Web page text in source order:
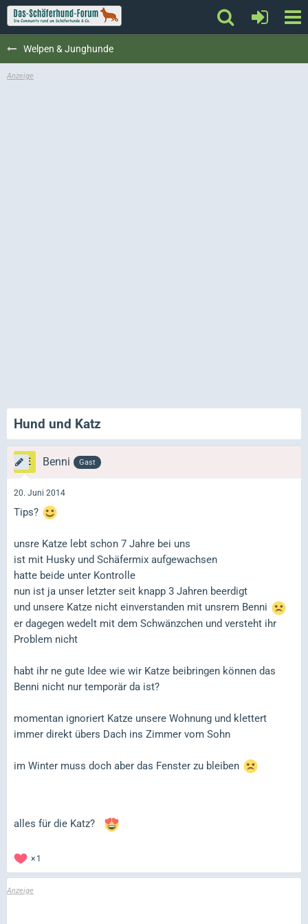
Welpen & Junghunde
Hund und Katz
Benni Gast
20. Juni 2014
Tips?
unsre Katze lebt schon 7 Jahre bei uns
ist mit Husky und Schäfermix aufgewachsen
hatte beide unter Kontrolle
nun ist ja unser letzter seit knapp 3 Jahren beerdigt
und unsere Katze nicht einverstanden mit unsrem Benni
er dagegen wedelt mit dem Schwänzchen und versteht ihr
Problem nicht
habt ihr ne gute Idee wie wir Katze beibringen können das
Benni nicht nur temporär da ist?
momentan ignoriert Katze unsere Wohnung und klettert
immer direkt übers Dach ins Zimmer vom Sohn
im Winter muss doch aber das Fenster zu bleiben
alles für die Katz?
1